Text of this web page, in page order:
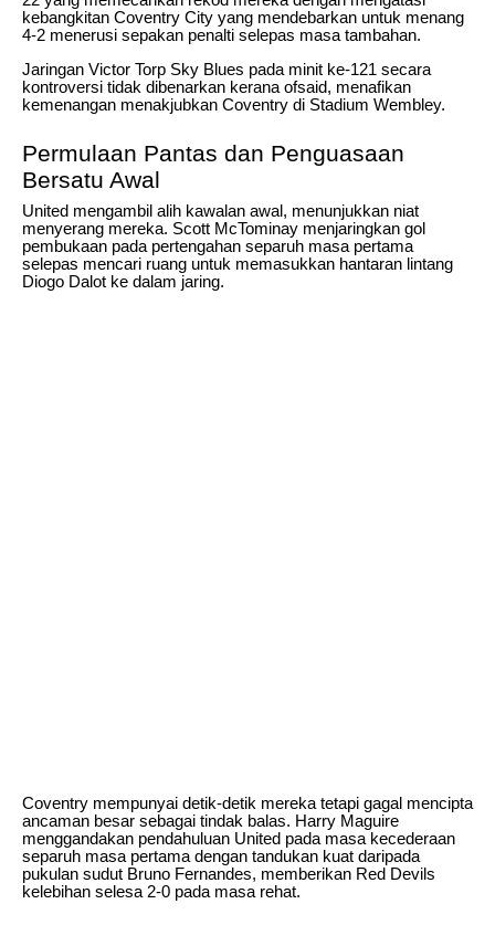
kebangkitan Coventry City yang mendebarkan untuk menang
4-2 menerusi sepakan penalti selepas masa tambahan.
Jaringan Victor Torp Sky Blues pada minit ke-121 secara
kontroversi tidak dibenarkan kerana ofsaid, menafikan
kemenangan menakjubkan Coventry di Stadium Wembley.
Permulaan Pantas dan Penguasaan
Bersatu Awal
United mengambil alih kawalan awal, menunjukkan niat
menyerang mereka. Scott McTominay menjaringkan gol
pembukaan pada pertengahan separuh masa pertama
selepas mencari ruang untuk memasukkan hantaran lintang
Diogo Dalot ke dalam jaring.
Coventry mempunyai detik-detik mereka tetapi gagal mencipta
ancaman besar sebagai tindak balas. Harry Maguire
menggandakan pendahuluan United pada masa kecederaan
separuh masa pertama dengan tandukan kuat daripada
pukulan sudut Bruno Fernandes, memberikan Red Devils
kelebihan selesa 2-0 pada masa rehat.